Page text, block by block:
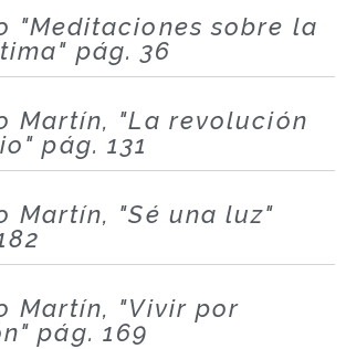
"Meditaciones sobre la
pág. 36
Martín, "La revolución
pág. 131
Martín, "Sé una luz"
Martín, "Vivir por
pág. 169